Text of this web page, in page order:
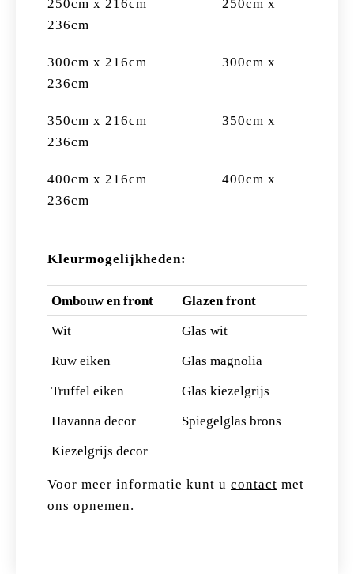
250cm x 216cm 250cm x
236cm
300cm x 216cm 300cm x
236cm
350cm x 216cm 350cm x
236cm
400cm x 216cm 400cm x
236cm
Kleurmogelijkheden:
Ombouw en front
Glazen front
Wit
Glas wit
Ruw eiken
Glas magnolia
Truffel eiken
Glas kiezelgrijs
Havanna decor
Spiegelglas brons
Kiezelgrijs decor
Voor meer informatie kunt u contact met
ons opnemen.